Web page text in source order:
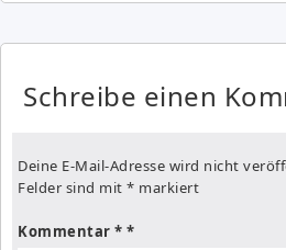
Schreibe einen
Deine E-Mail-Adresse wird nicht
Felder sind mit * markiert
Kommentar *